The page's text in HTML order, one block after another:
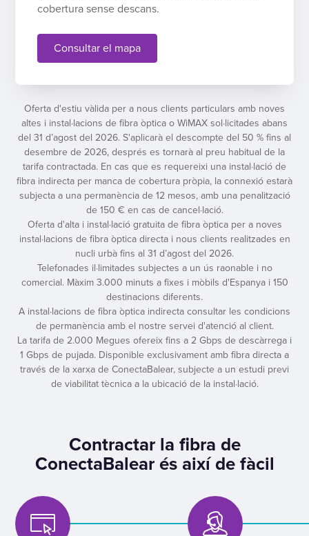
cobertura sense descans.
Consultar el mapa
Oferta d'estiu vàlida per a nous clients particulars amb noves
altes i instal·lacions de fibra òptica o WiMAX sol·licitades abans
del 31 d’agost del 2026. S'aplicarà el descompte del 50 % fins al
desembre de 2026, després es tornarà al preu habitual de la
tarifa contractada. En cas que es requereixi una instal·lació de
fibra indirecta per manca de cobertura pròpia, la connexió estarà
subjecta a una permanència de 12 mesos, amb una penalització
de 150 € en cas de cancel·lació.
Oferta d'alta i instal·lació gratuita de fibra òptica per a noves
instal·lacions de fibra òptica directa i nous clients realitzades en
nucli urbà fins al 31 d’agost del 2026.
Telefonades il·limitades subjectes a un ús raonable i no
comercial. Màxim 3.000 minuts a fixes i mòbils d'Espanya i 150
destinacions diferents.
A instal·lacions de fibra òptica indirecta consultar les condicions
de permanència amb el nostre servei d'atenció al client.
La tarifa de 2.000 Megues ofereix fins a 2 Gbps de descàrrega i
1 Gbps de pujada. Disponible exclusivament amb fibra directa a
través de la xarxa de ConectaBalear, subjecte a un estudi previ
de viabilitat tècnica a la ubicació de la instal·lació.
Contractar la fibra de
ConectaBalear és així de fàcil